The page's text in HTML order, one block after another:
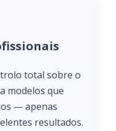
total sobre o
modelos que
— apenas
resultados.